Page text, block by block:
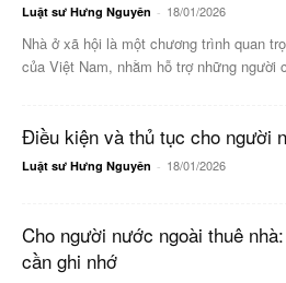
Luật sư Hưng Nguyên - 18/01/2026
Nhà ở xã hội là một chương trình quan
của Việt Nam, nhằm hỗ trợ những người
Điều kiện và thủ tục cho người
Luật sư Hưng Nguyên - 18/01/2026
Cho người nước ngoài thuê
cần ghi nhớ